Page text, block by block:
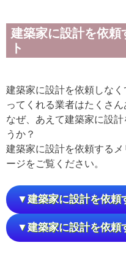
建築家に設計を依
ト
建築家に設計を依頼しな
ってくれる業者はたくさん
なぜ、あえて建築家に設
うか？
建築家に設計を依頼する
ージをご覧ください。
▼建築家に設計を依頼
▼建築家に設計を依頼